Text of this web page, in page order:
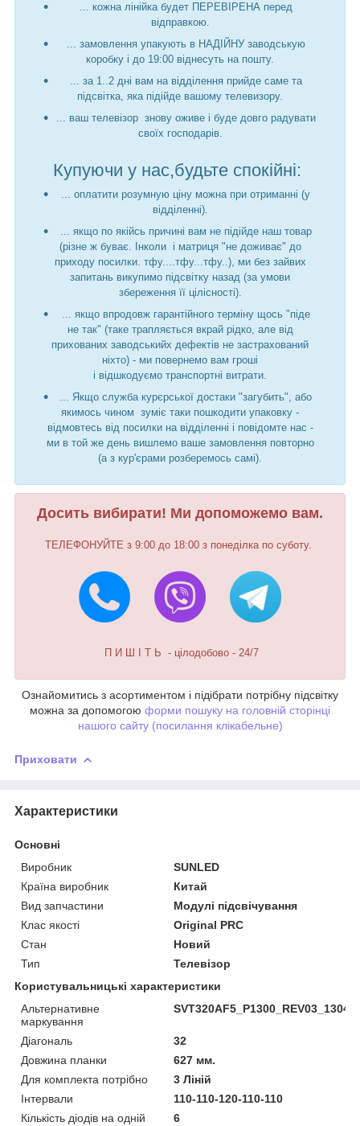
... кожна лінійка будет ПЕРЕВІРЕНА перед
відправкою.
... замовлення упакують в НАДІЙНУ заводськую
коробку і до 19:00 віднесуть на пошту.
... за 1..2 дні вам на відділення прийде саме та
підсвітка, яка підійде вашому телевизору.
... ваш телевізор знову оживе і буде довго радувати
своїх господарів.
Купуючи у нас,будьте спокійні:
... оплатити розумную ціну можна при отриманні (у
відділенні).
... якщо по якійсь причині вам не підійде наш товар
(різне ж буває. Інколи і матриця "не доживає" до
приходу посилки. тфу....тфу...тфу..), ми без зайвих
запитань викупимо підсвітку назад (за умови
збереження її цілісності).
... якщо впродовж гарантійного терміну щось "піде
не так" (таке трапляється вкрай рідко, але від
прихованих заводськийх дефектів не застрахований
ніхто) - ми повернемо вам гроші
і відшкодуємо транспортні витрати.
... Якщо служба курєрської достаки "загубить", або
якимось чином зуміє таки пошкодити упаковку -
відмовтесь від посилки на відділенні і повідомте нас -
ми в той же день вишлемо ваше замовлення повторно
(а з кур'єрами розберемось самі).
Досить вибирати! Ми допоможемо вам.
ТЕЛЕФОНУЙТЕ з 9:00 до 18:00 з понеділка по суботу.
П И Ш І Т Ь - цілодобово - 24/7
Ознайомитись з асортиментом і підібрати потрібну підсвітку
можна за допомогою форми пошуку на головній сторінці
нашого сайту (посилання клікабельне)
Приховати
Характеристики
Основні
Виробник
SUNLED
Країна виробник
Китай
Вид запчастини
Модулі підсвічування
Клас якості
Original PRC
Стан
Новий
Тип
Телевізор
Користувальницькі характеристики
Альтернативне
маркування
Діагональ
32
Довжина планки
627 мм.
Для комплекта потрібно
3 Ліній
Інтервали
110-110-120-110-110
Кількість діодів на одній
6